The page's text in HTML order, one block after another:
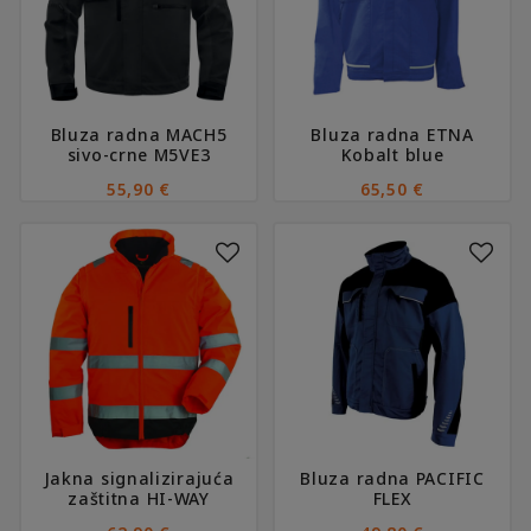
Bluza radna MACH5
sivo-crne M5VE3
55,90 €
Opcije
mogu
odabrati
stranici
proizvoda
Bluza radna ETNA
Kobalt blue
65,50 €
Opcije
mogu
odabrati
stranici
proizvoda
Jakna signalizirajuća
zaštitna HI-WAY
proizvod
varijanti.
mogu
odabrati
stranici
proizvoda
Bluza radna PACIFIC
FLEX
varijanti.
stranici